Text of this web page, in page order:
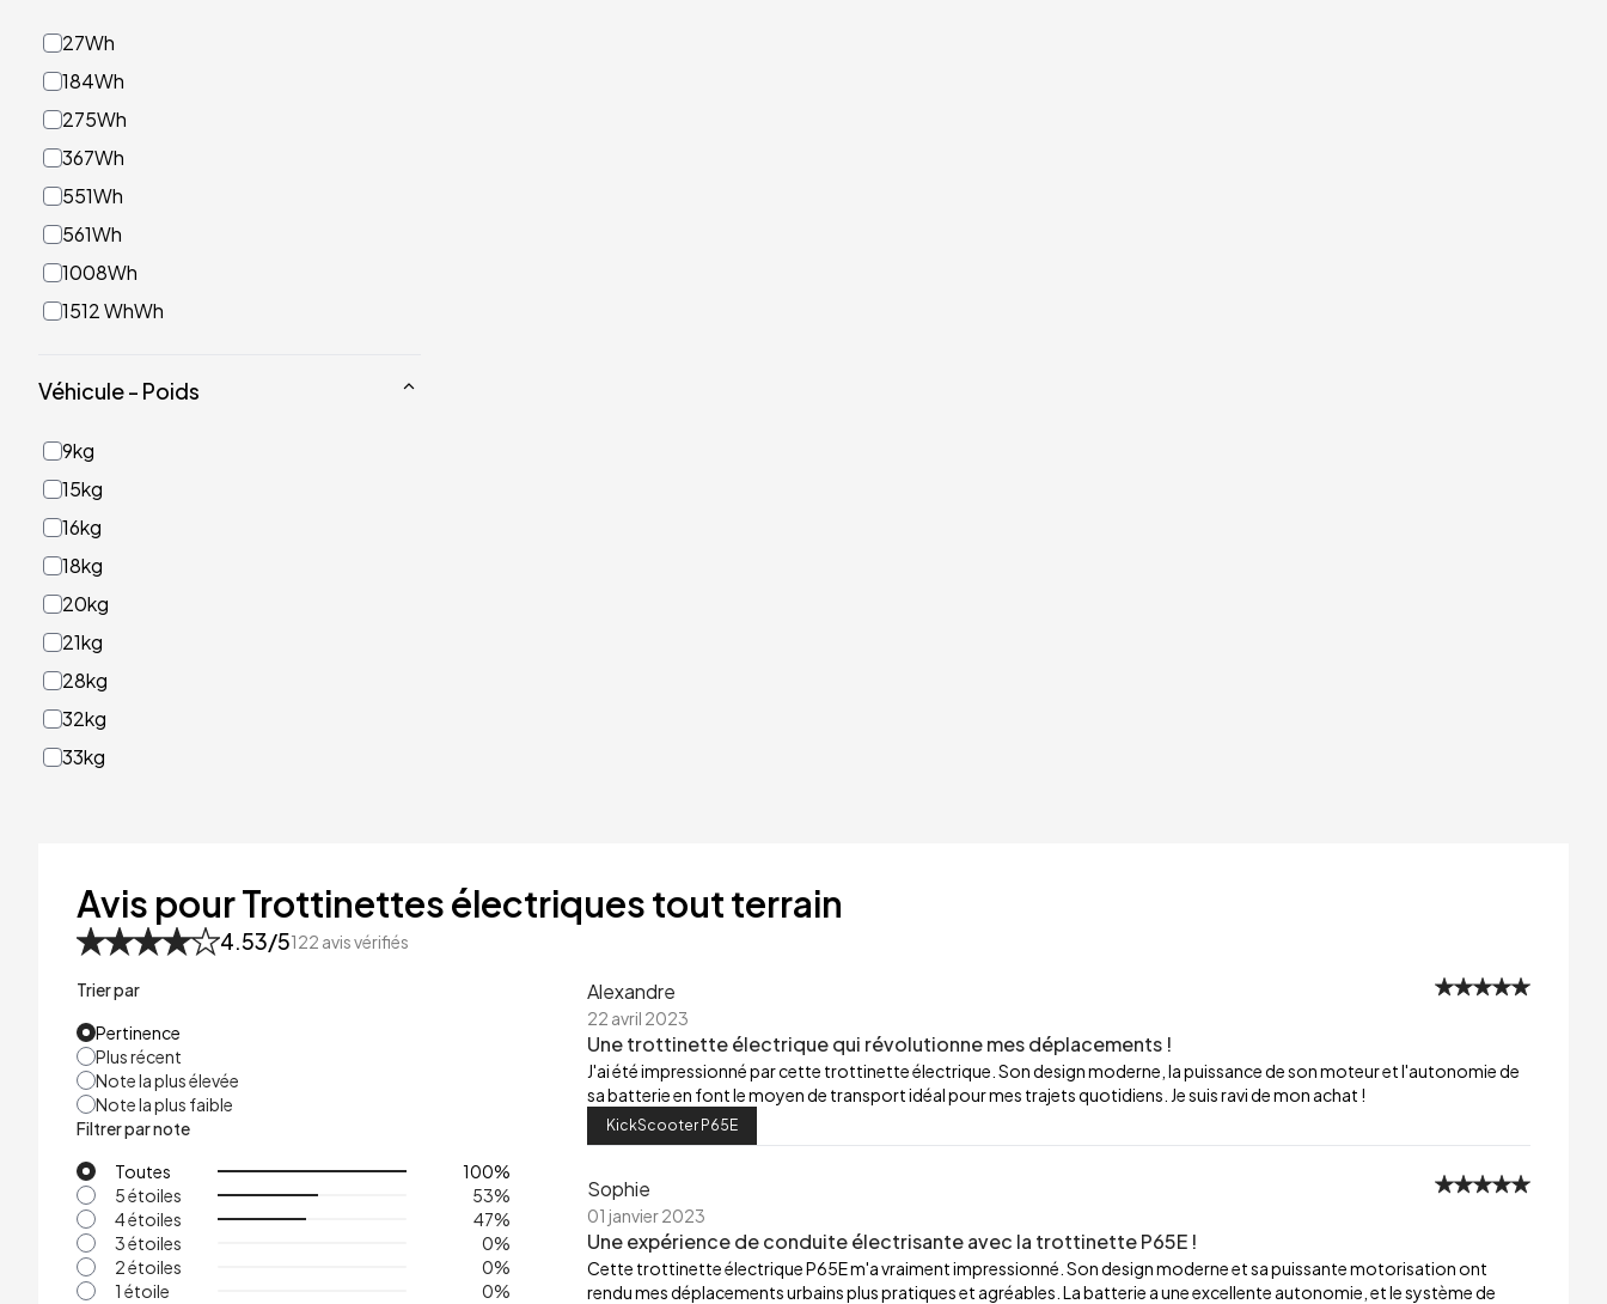
27Wh
184Wh
275Wh
367Wh
551Wh
561Wh
1008Wh
1512 WhWh
Véhicule - Poids
9kg
15kg
16kg
18kg
20kg
21kg
28kg
32kg
33kg
53kg
Avis pour Trottinettes électriques tout terrain
4.53/5122 avis vérifiés
Trier par
Pertinence
Plus récent
Note la plus élevée
Note la plus faible
Filtrer par note
Toutes
100%
5 étoiles
53%
4 étoiles
47%
3 étoiles
0%
2 étoiles
0%
1 étoile
0%
Alexandre
22 avril 2023
Une trottinette électrique qui révolutionne mes déplacements !
J'ai été impressionné par cette trottinette électrique. Son design moderne, la puissance de son moteur et l'autonomie de
sa batterie en font le moyen de transport idéal pour mes trajets quotidiens. Je suis ravi de mon achat !
KickScooter P65E
Sophie
01 janvier 2023
Une expérience de conduite électrisante avec la trottinette P65E !
Cette trottinette électrique P65E m'a vraiment impressionné. Son design moderne et sa puissante motorisation ont
rendu mes déplacements urbains plus pratiques et agréables. La batterie a une excellente autonomie, et le système de